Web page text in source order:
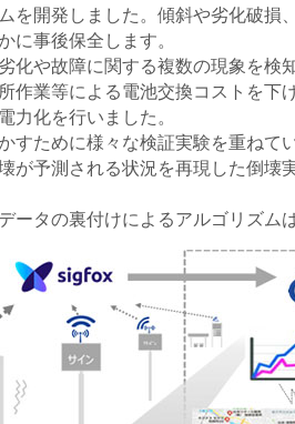
を開発しました。傾斜や劣化破
に事後保全します。
化や故障に関する複数の現象を
作業等による電池交換コストを下
力化を行いました。
すために様々な検証実験を重ね
が予測される状況を再現した倒
ータの裏付けによるアルゴリズム